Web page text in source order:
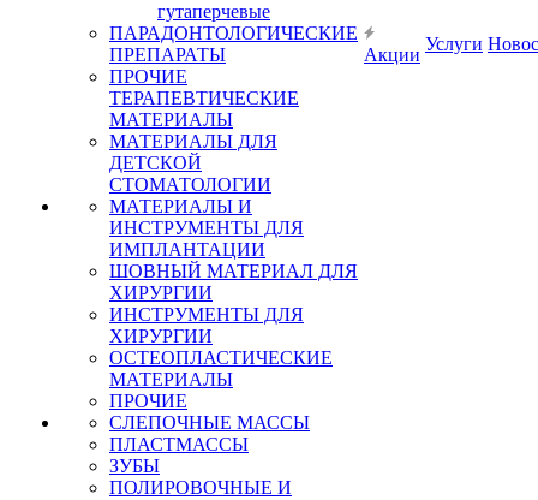
гутаперчевые
ПАРАДОНТОЛОГИЧЕСКИЕ
ПРЕПАРАТЫ
ПРОЧИЕ
ТЕРАПЕВТИЧЕСКИЕ
МАТЕРИАЛЫ
МАТЕРИАЛЫ ДЛЯ
ДЕТСКОЙ
СТОМАТОЛОГИИ
МАТЕРИАЛЫ И
ИНСТРУМЕНТЫ ДЛЯ
ИМПЛАНТАЦИИ
ШОВНЫЙ МАТЕРИАЛ ДЛЯ
ХИРУРГИИ
ИНСТРУМЕНТЫ ДЛЯ
ХИРУРГИИ
ОСТЕОПЛАСТИЧЕСКИЕ
МАТЕРИАЛЫ
ПРОЧИЕ
СЛЕПОЧНЫЕ МАССЫ
ПЛАСТМАССЫ
ЗУБЫ
ПОЛИРОВОЧНЫЕ И
Акции
Услуги